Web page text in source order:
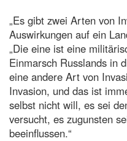
„Es gibt zwei Arten von
Auswirkungen auf ein
„Die eine ist eine
Einmarsch Russlands in
eine andere Art von
Invasion, und das ist
selbst nicht will, es sei
versucht, es zugunsten
beeinflussen.“